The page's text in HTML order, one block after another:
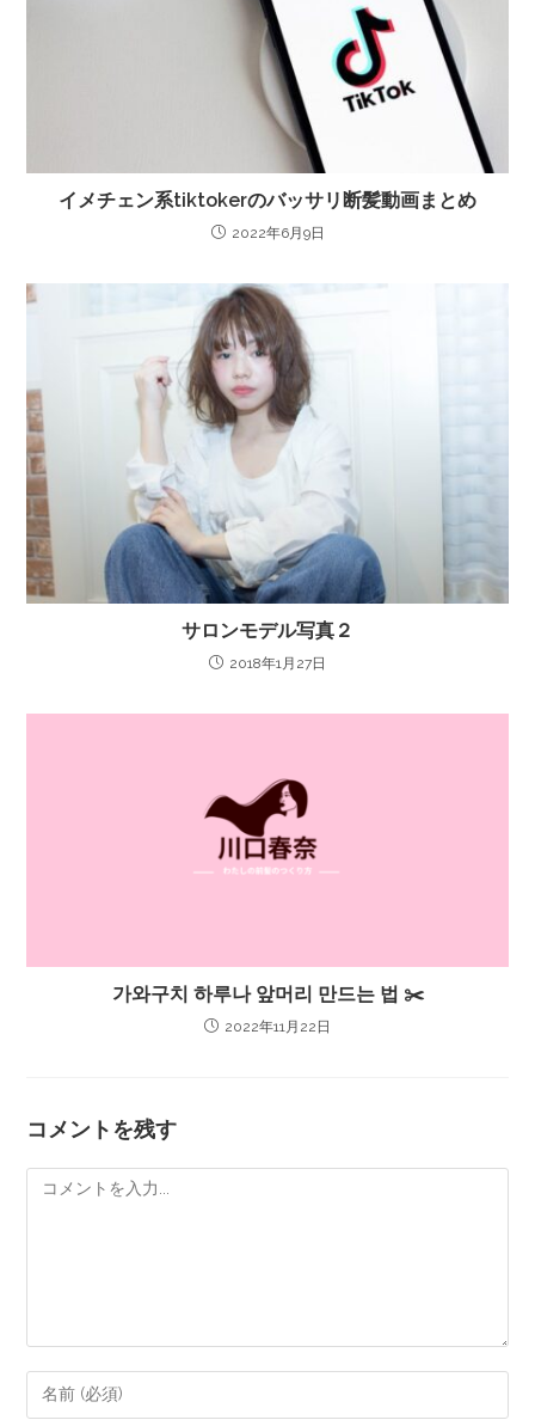
イメチェン系tiktokerのバッサリ断髪動画まとめ
2022年6月9日
サロンモデル写真２
2018年1月27日
가와구치 하루나 앞머리 만드는 법 ✂️
2022年11月22日
コメントを残す